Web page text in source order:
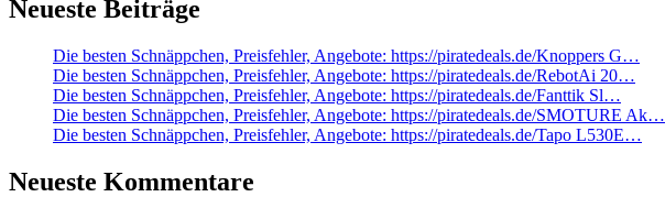
Neueste Beiträge
Die besten Schnäppchen, Preisfehler, Angebote: https://piratedeals.de/Knoppers G…
Die besten Schnäppchen, Preisfehler, Angebote: https://piratedeals.de/RebotAi 20…
Die besten Schnäppchen, Preisfehler, Angebote: https://piratedeals.de/Fanttik Sl…
Die besten Schnäppchen, Preisfehler, Angebote: https://piratedeals.de/SMOTURE Ak…
Die besten Schnäppchen, Preisfehler, Angebote: https://piratedeals.de/Tapo L530E…
Neueste Kommentare